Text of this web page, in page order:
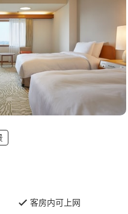
客房内可上网